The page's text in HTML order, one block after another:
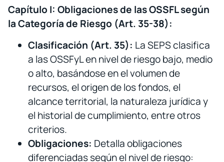
Capítulo I: Obligaciones de las OSSFL según
la Categoría de Riesgo (Art. 35-38):
Clasificación (Art. 35): La SEPS clasifica
a las OSSFyL en nivel de riesgo bajo, medio
o alto, basándose en el volumen de
recursos, el origen de los fondos, el
alcance territorial, la naturaleza jurídica y
el historial de cumplimiento, entre otros
criterios.
Obligaciones: Detalla obligaciones
diferenciadas según el nivel de riesgo: